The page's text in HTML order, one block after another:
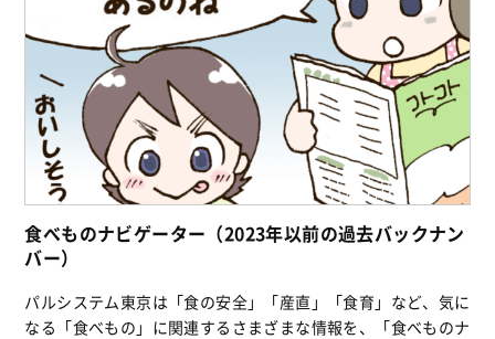
食べものナビゲーター（2023年以前の過去バックナン
バー）
パルシステム東京は「食の安全」「産直」「食育」など、気に
なる「食べもの」に関連するさまざまな情報を、「食べものナ